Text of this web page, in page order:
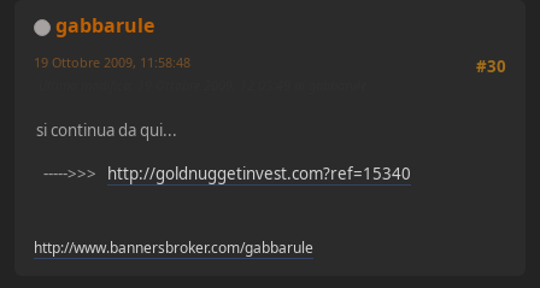
gabbarule
#30
19 Ottobre 2009, 11:58:48
si continua da qui...
----->>> http://goldnuggetinvest.com?ref=15340
http://www.bannersbroker.com/gabbarule